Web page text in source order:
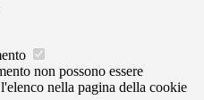
non possono essere
nella pagina della cookie